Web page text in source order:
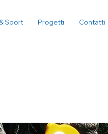
Sport Progetti Contatti